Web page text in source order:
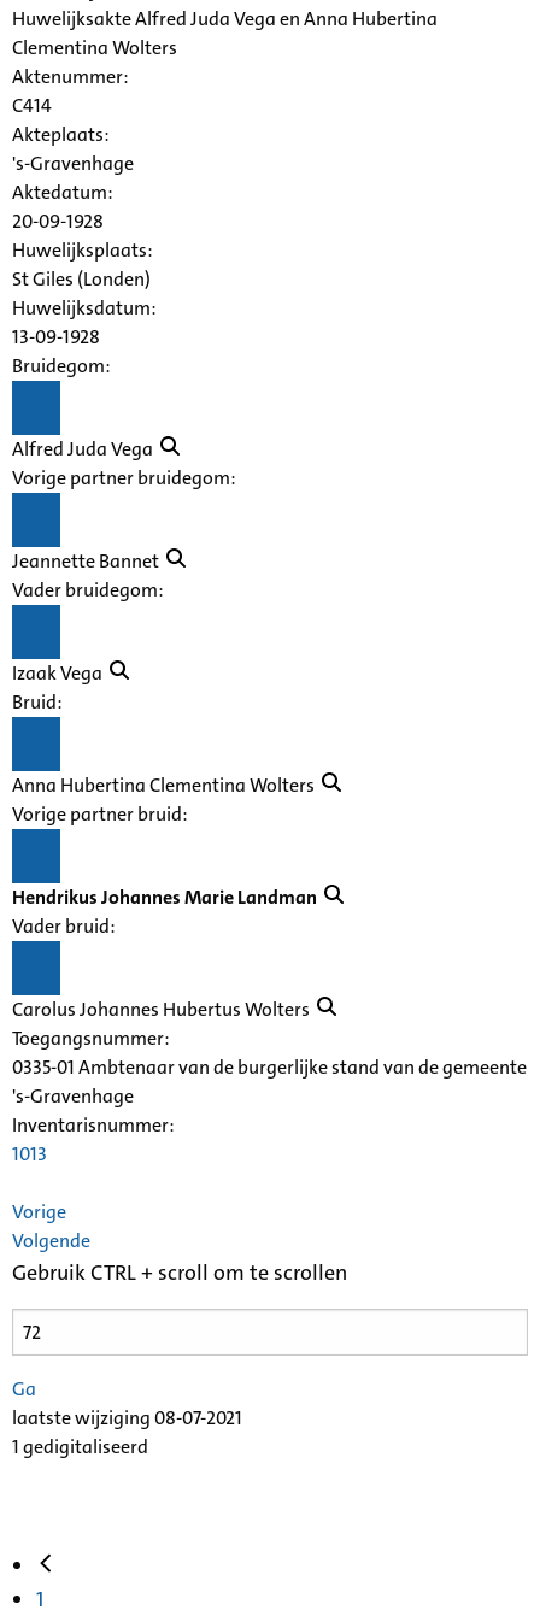
Huwelijksakte Alfred Juda Vega en Anna Hubertina
Clementina Wolters
Aktenummer:
C414
Akteplaats:
's-Gravenhage
Aktedatum:
20-09-1928
Huwelijksplaats:
St Giles (Londen)
Huwelijksdatum:
13-09-1928
Bruidegom:
Alfred Juda Vega
Vorige partner bruidegom:
Jeannette Bannet
Vader bruidegom:
Izaak Vega
Bruid:
Anna Hubertina Clementina Wolters
Vorige partner bruid:
Hendrikus Johannes Marie Landman
Vader bruid:
Carolus Johannes Hubertus Wolters
Toegangsnummer:
0335-01 Ambtenaar van de burgerlijke stand van de gemeente
's-Gravenhage
Inventarisnummer:
1013
Vorige
Volgende
Gebruik CTRL + scroll om te scrollen
Ga
laatste wijziging 08-07-2021
1 gedigitaliseerd
1